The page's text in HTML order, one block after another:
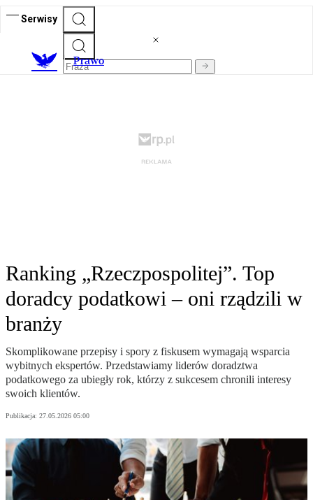
Serwisy
Prawo
Ranking „Rzeczpospolitej”. Top
doradcy podatkowi – oni rządzili w
branży
Skomplikowane przepisy i spory z fiskusem wymagają wsparcia
wybitnych ekspertów. Przedstawiamy liderów doradztwa
podatkowego za ubiegły rok, którzy z sukcesem chronili interesy
swoich klientów.
Publikacja: 27.05.2026 05:00